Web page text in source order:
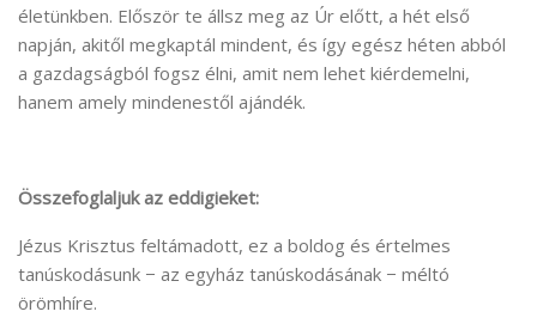
életünkben. Először te állsz meg az Úr előtt, a hét első
napján, akitől megkaptál mindent, és így egész héten abból
a gazdagságból fogsz élni, amit nem lehet kiérdemelni,
hanem amely mindenestől ajándék.
Összefoglaljuk az eddigieket:
Jézus Krisztus feltámadott, ez a boldog és értelmes
tanúskodásunk − az egyház tanúskodásának − méltó
örömhíre.